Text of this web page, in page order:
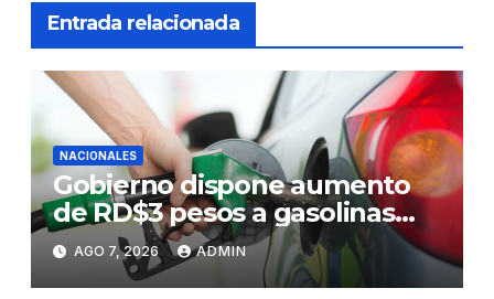
Entrada relacionada
NACIONALES
Gobierno dispone aumento
de RD$3 pesos a gasolinas
premium y regular
AGO 7, 2026 ADMIN